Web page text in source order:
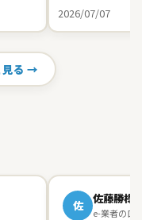
2026/07/07
見る →
佐 佐藤勝様
e-業者の口